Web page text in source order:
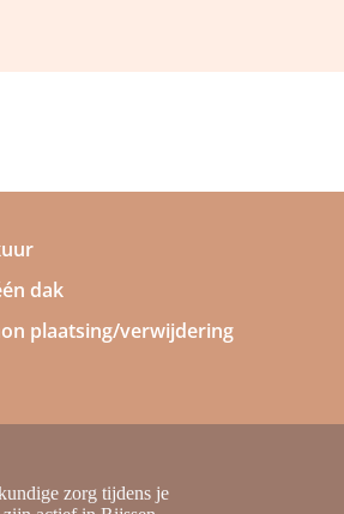
dak
plaatsing/verwijdering
zorg tijdens je